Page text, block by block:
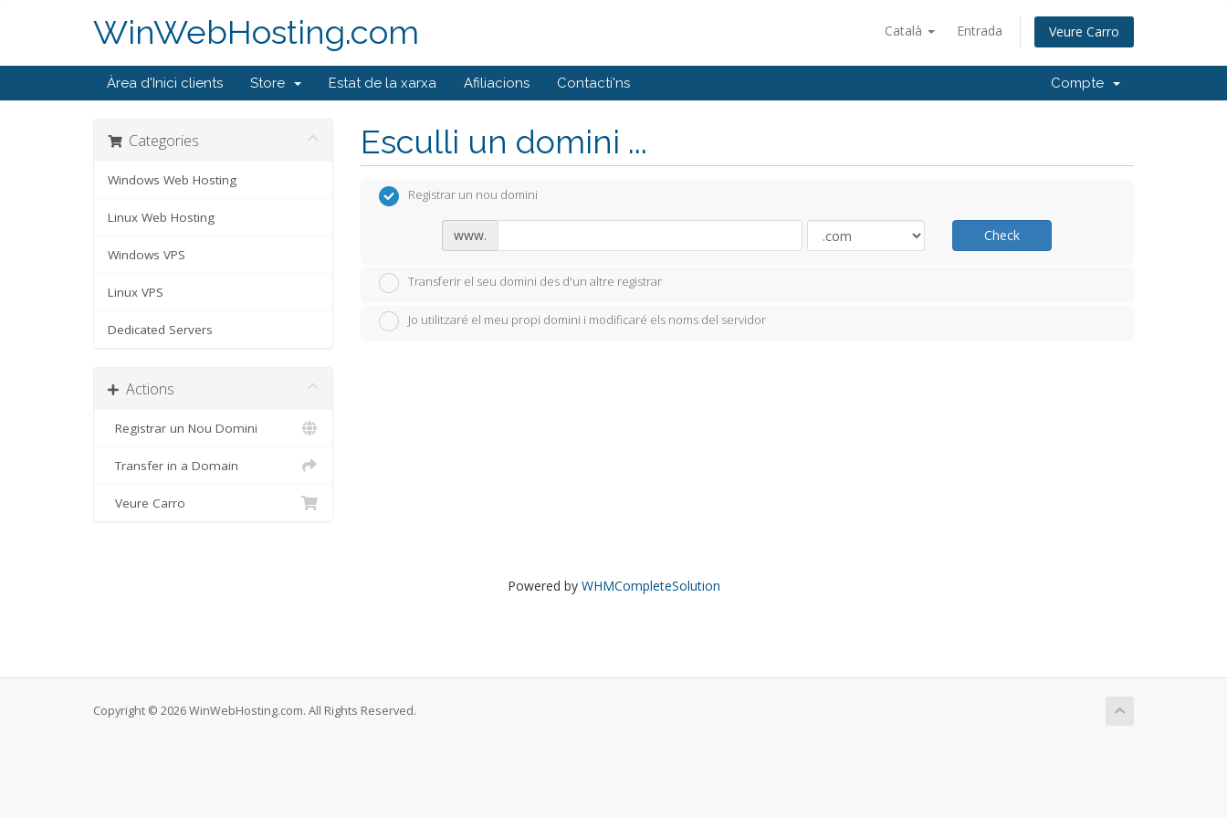
Català Entrada Veure Carro
WinWebHosting.com
Àrea d'Inici clients Store Estat de la xarxa Afiliacions Contacti'ns Compte
Categories
Windows Web Hosting
Linux Web Hosting
Windows VPS
Linux VPS
Dedicated Servers
Actions
Registrar un Nou Domini
Transfer in a Domain
Veure Carro
Esculli un domini ...
Registrar un nou domini
www. Check
Transferir el seu domini des d'un altre registrar
Jo utilitzaré el meu propi domini i modificaré els noms del servidor
Powered by WHMCompleteSolution
Copyright © 2026 WinWebHosting.com. All Rights Reserved.